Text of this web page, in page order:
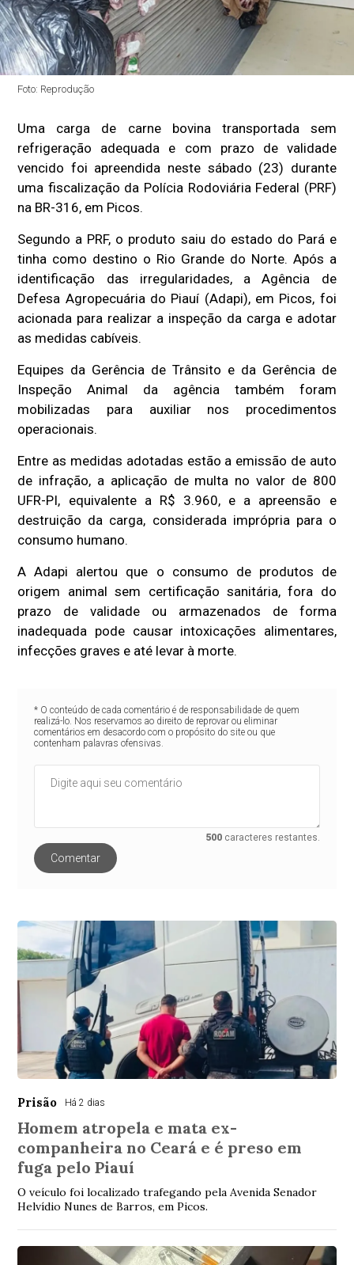
Foto: Reprodução
Uma carga de carne bovina transportada sem
refrigeração adequada e com prazo de validade
vencido foi apreendida neste sábado (23) durante
uma fiscalização da Polícia Rodoviária Federal (PRF)
na BR-316, em Picos.
Segundo a PRF, o produto saiu do estado do Pará e
tinha como destino o Rio Grande do Norte. Após a
identificação das irregularidades, a Agência de
Defesa Agropecuária do Piauí (Adapi), em Picos, foi
acionada para realizar a inspeção da carga e adotar
as medidas cabíveis.
Equipes da Gerência de Trânsito e da Gerência de
Inspeção Animal da agência também foram
mobilizadas para auxiliar nos procedimentos
operacionais.
Entre as medidas adotadas estão a emissão de auto
de infração, a aplicação de multa no valor de 800
UFR-PI, equivalente a R$ 3.960, e a apreensão e
destruição da carga, considerada imprópria para o
consumo humano.
A Adapi alertou que o consumo de produtos de
origem animal sem certificação sanitária, fora do
prazo de validade ou armazenados de forma
inadequada pode causar intoxicações alimentares,
infecções graves e até levar à morte.
* O conteúdo de cada comentário é de responsabilidade de quem
realizá-lo. Nos reservamos ao direito de reprovar ou eliminar
comentários em desacordo com o propósito do site ou que
contenham palavras ofensivas.
500 caracteres restantes.
Comentar
Prisão Há 2 dias
Homem atropela e mata ex-
companheira no Ceará e é preso em
fuga pelo Piauí
O veículo foi localizado trafegando pela Avenida Senador
Helvídio Nunes de Barros, em Picos.